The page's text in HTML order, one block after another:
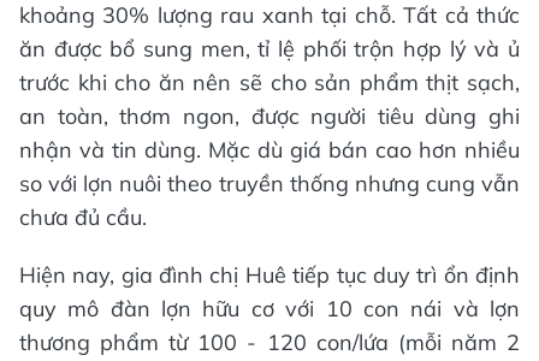
khoảng 30% lượng rau xanh tại chỗ. Tất cả thức
ăn được bổ sung men, tỉ lệ phối trộn hợp lý và ủ
trước khi cho ăn nên sẽ cho sản phẩm thịt sạch,
an toàn, thơm ngon, được người tiêu dùng ghi
nhận và tin dùng. Mặc dù giá bán cao hơn nhiều
so với lợn nuôi theo truyền thống nhưng cung vẫn
chưa đủ cầu.
Hiện nay, gia đình chị Huê tiếp tục duy trì ổn định
quy mô đàn lợn hữu cơ với 10 con nái và lợn
thương phẩm từ 100 - 120 con/lứa (mỗi năm 2